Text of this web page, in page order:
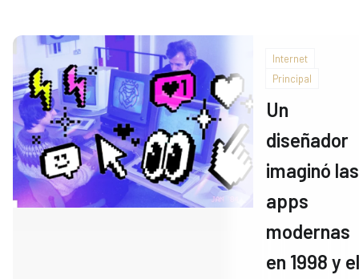
Internet
Principal
Un
diseñador
imaginó las
apps
modernas
en 1998 y el